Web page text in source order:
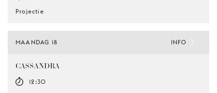
Projectie
MAANDAG 18
CASSANDRA
12:30
INFO